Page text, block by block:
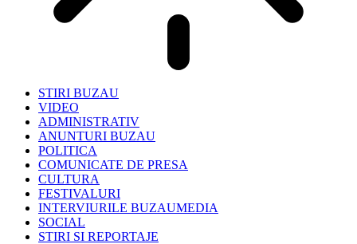
STIRI BUZAU
VIDEO
ADMINISTRATIV
ANUNTURI BUZAU
POLITICA
COMUNICATE DE PRESA
CULTURA
FESTIVALURI
INTERVIURILE BUZAUMEDIA
SOCIAL
STIRI SI REPORTAJE